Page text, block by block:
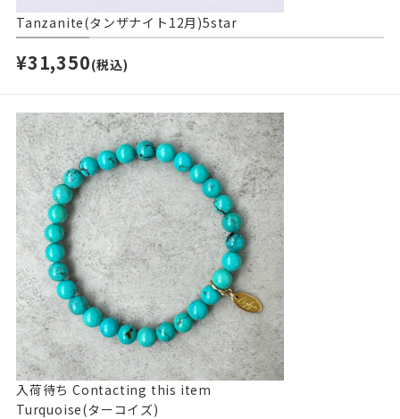
Tanzanite(タンザナイト12月)5star
¥31,350(税込)
入荷待ち Contacting this item
Turquoise(ターコイズ)